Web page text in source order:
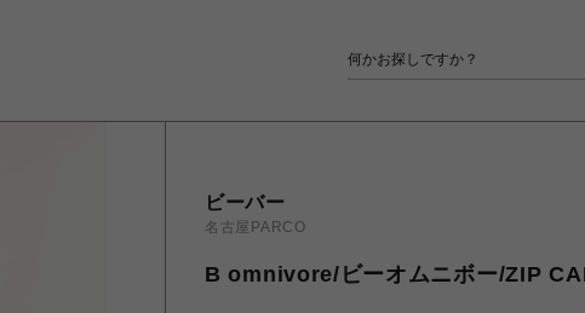
ビーバー
名古屋PARCO
B omnivore/ビーオムニボー/ZIP